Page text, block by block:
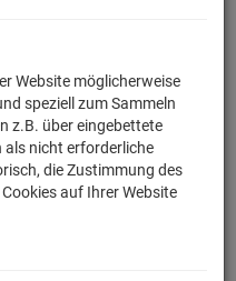
Website möglicherweise
speziell zum Sammeln
z.B. über eingebettete
als nicht erforderliche
die Zustimmung des
auf Ihrer Website